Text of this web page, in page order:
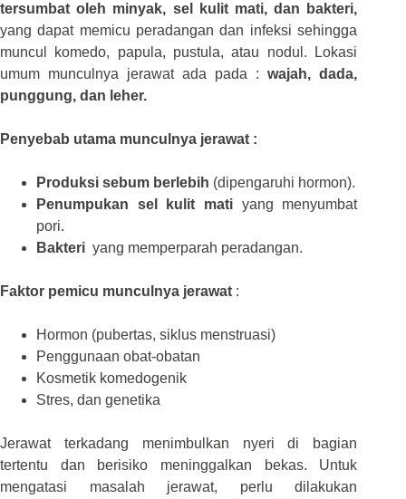
tersumbat oleh minyak, sel kulit mati, dan bakteri,
yang dapat memicu peradangan dan infeksi sehingga
muncul komedo, papula, pustula, atau nodul. Lokasi
umum munculnya jerawat ada pada : wajah, dada,
punggung, dan leher.
Penyebab utama munculnya jerawat :
Produksi sebum berlebih (dipengaruhi hormon).
Penumpukan sel kulit mati yang menyumbat
pori.
Bakteri yang memperparah peradangan.
Faktor pemicu munculnya jerawat :
Hormon (pubertas, siklus menstruasi)
Penggunaan obat-obatan
Kosmetik komedogenik
Stres, dan genetika
Jerawat terkadang menimbulkan nyeri di bagian
tertentu dan berisiko meninggalkan bekas. Untuk
mengatasi masalah jerawat, perlu dilakukan